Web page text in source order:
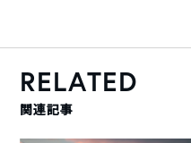
RELATED
関連記事